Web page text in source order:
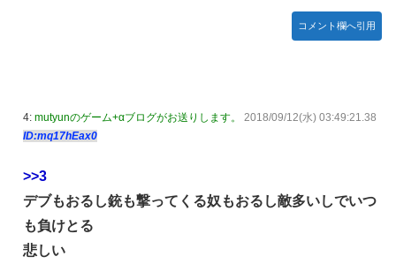
【ウマ娘】（悲報）ナイスネイチャ、討ち取られる
【画像あり】ワイ、今更SSSS.GRIDMANを観賞するも面白
月発売商品【発売スケジュール】
【悲報】AV女優さん、キモオタチー牛弱男どもの「おはよ
う」にブチギレｗｗｗ
コメント欄へ引用
4: mutyunのゲーム+αブログがお送りします。
2018/09/12(水) 03:49:21.38
ID:mq17hEax0
>>3
デブもおるし銃も撃ってくる奴もおるし敵多いしでいつ
も負けとる
悲しい